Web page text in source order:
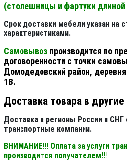
(столешницы и фартуки длиной
Срок доставки мебели указан на
характеристиками.
Самовывоз производится по
договоренности с точки
Домодедовский район,
1В.
Доставка товара в
Доставка в регионы России и СНГ
транспортные компании.
ВНИМАНИЕ!!! Оплата за услуги
производится получателем!!!